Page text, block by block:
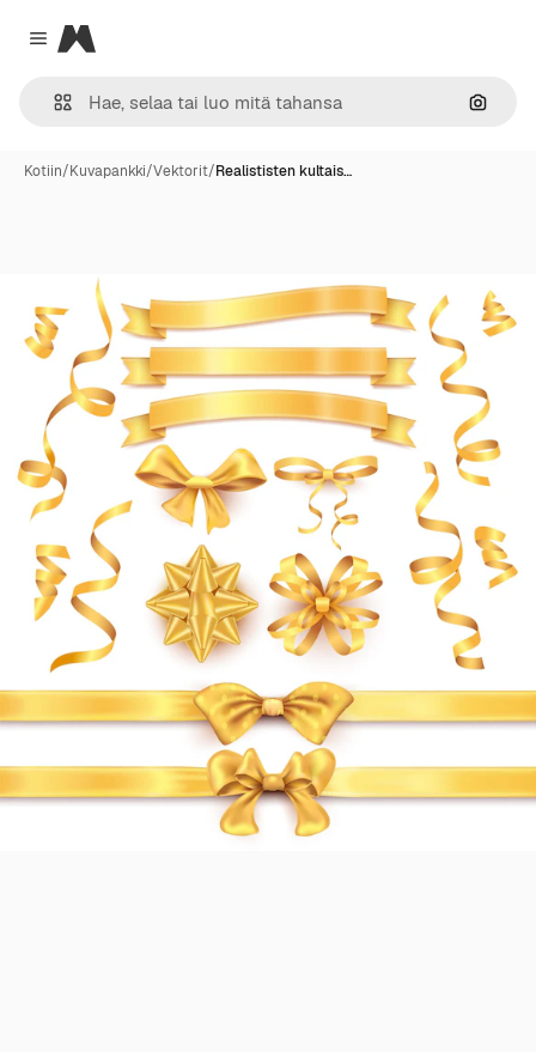
Close menu
Magnific
Hae
Kotiin/Kuvapankki/Vektorit/Realististen kultais…